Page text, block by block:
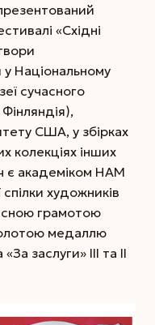
«Східні
Національному
сучасного
США, у збірках
колекціях інших
є академіком НАМ
художників
грамотою
медаллю
заслуги» ІІІ та ІІ